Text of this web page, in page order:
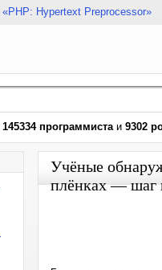
«PHP: Hypertext Preprocessor»
145334 программистаи 9302
Учёные
плёнках — шаг